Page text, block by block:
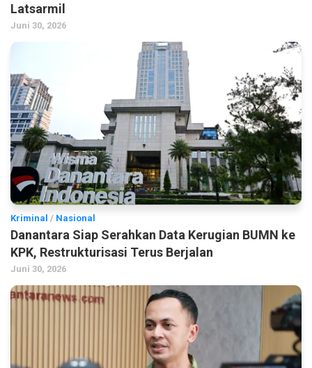
Latsarmil
Juni 30, 2026
Kriminal / Nasional
Danantara Siap Serahkan Data Kerugian BUMN ke
KPK, Restrukturisasi Terus Berjalan
Juni 30, 2026